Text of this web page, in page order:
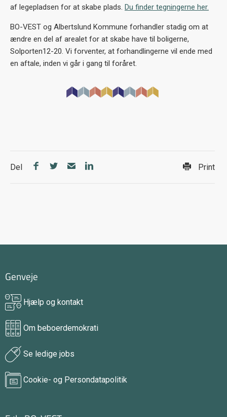
af legepladsen for at skabe plads. Du finder tegningerne her.
BO-VEST og Albertslund Kommune forhandler stadig om at
ændre en del af arealet for at skabe have til boligerne,
Solporten12-20. Vi forventer, at forhandlingerne vil ende med
en aftale, inden vi går i gang til foråret.
Del Print
Genveje
Hjælp og kontakt
Om beboerdemokrati
Se ledige jobs
Cookie- og Persondatapolitik